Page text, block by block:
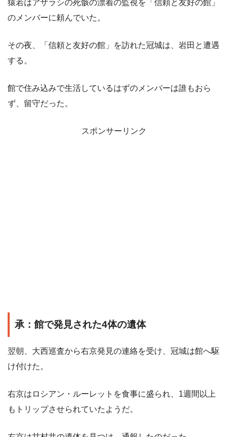
猿若はアザラシの死骸の漂着の監視を「信頼と友好の館」
のメンバーに頼んでいた。
その夜、「信頼と友好の館」を訪れた冠城は、岩田と遭遇
する。
館で住み込みで生活しているはずのメンバーは誰もおら
ず、留守だった。
スポンサーリンク
承：館で発見された4体の遺体
翌朝、大西巡査から右京発見の連絡を受け、冠城は館へ駆
け付けた。
右京はロシアン・ルーレットを食事に盛られ、1週間以上
もトリップさせられていたようだ。